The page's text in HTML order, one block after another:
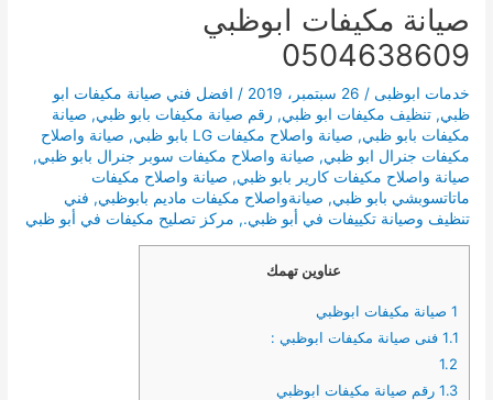
صيانة مكيفات ابوظبي
0504638609
خدمات ابوظبى / 26 سبتمبر، 2019 / افضل فني صيانة مكيفات ابو
ظبي,تنظيف مكيفات ابو ظبي, رقم صيانة مكيفات بابو ظبي, صيانة
مكيفات بابو ظبي, صيانة واصلاح مكيفات LG بابو ظبي , صيانة واصلاح
مكيفات جنرال ابو ظبي, صيانة واصلاح مكيفات سوبر جنرال بابو ظبي,
صيانة واصلاح مكيفات كارير بابو ظبي, صيانة واصلاح مكيفات
ماتاتسوبشي بابو ظبي, صيانةواصلاح مكيفات ماديم بابوظبي, فني
تنظيف وصيانة تكييفات في أبو ظبي., مركز تصليح مكيفات في أبو ظبي
عناوين تهمك
1 صيانة مكيفات ابوظبي
1.1 فنى صيانة مكيفات ابوظبي :
1.2
1.3 رقم صيانة مكيفات ابوظبي